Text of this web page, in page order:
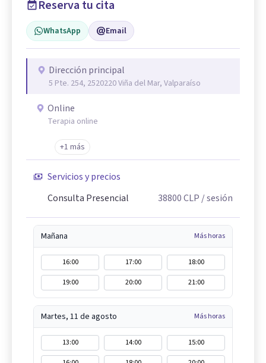
Reserva tu cita
WhatsApp Email
Dirección principal
5 Pte. 254, 2520220 Viña del Mar, Valparaíso
Online
Terapia online
+1 más
Servicios y precios
Consulta Presencial
38800CLP / sesión
Mañana Más horas
16:00 17:00
18:00
19:00
20:00 21:00
Martes, 11 de agosto Más horas
13:00 14:00
15:00